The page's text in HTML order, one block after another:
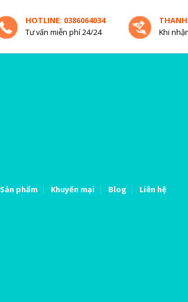
HOTLINE: 0386064034
Tư vấn miễn phí 24/24
Khi
Sản phẩm Khuyến mại Blog Liên hệ